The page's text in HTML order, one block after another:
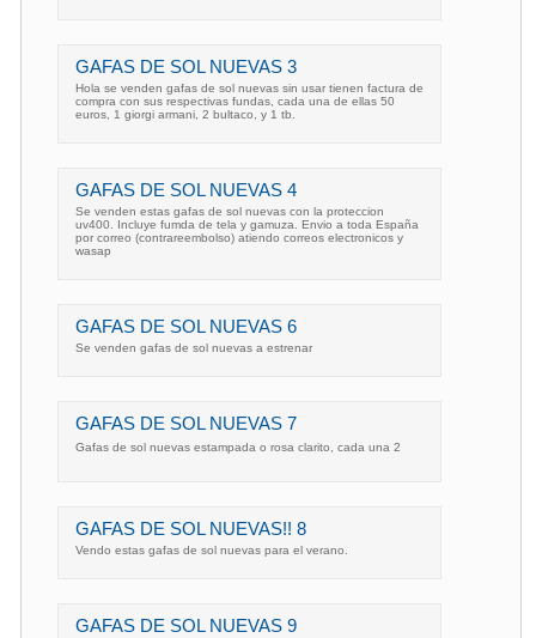
GAFAS DE SOL NUEVAS 3
Hola se venden gafas de sol nuevas sin usar tienen factura de
compra con sus respectivas fundas, cada una de ellas 50
euros, 1 giorgi armani, 2 bultaco, y 1 tb.
GAFAS DE SOL NUEVAS 4
Se venden estas gafas de sol nuevas con la proteccion
uv400. Incluye fumda de tela y gamuza. Envio a toda España
por correo (contrareembolso) atiendo correos electronicos y
wasap
GAFAS DE SOL NUEVAS 6
Se venden gafas de sol nuevas a estrenar
GAFAS DE SOL NUEVAS 7
Gafas de sol nuevas estampada o rosa clarito, cada una 2
GAFAS DE SOL NUEVAS!! 8
Vendo estas gafas de sol nuevas para el verano.
GAFAS DE SOL NUEVAS 9